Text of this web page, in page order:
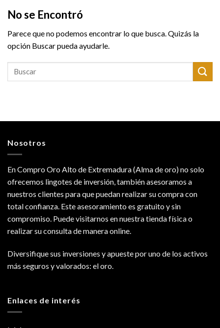
No se Encontró
Parece que no podemos encontrar lo que busca. Quizás la
opción Buscar pueda ayudarle.
Nosotros
En Compro Oro Alto de Extremadura (Alma de oro) no solo
ofrecemos lingotes de inversión, también asesoramos a
nuestros clientes para que puedan realizar su compra con
total confianza. Este asesoramiento es gratuito y sin
compromiso. Puede visitarnos en nuestra tienda física o
realizar su consulta de manera online.
Diversifique sus inversiones y apueste por uno de los activos
más seguros y valorados: el oro.
Enlaces de interés